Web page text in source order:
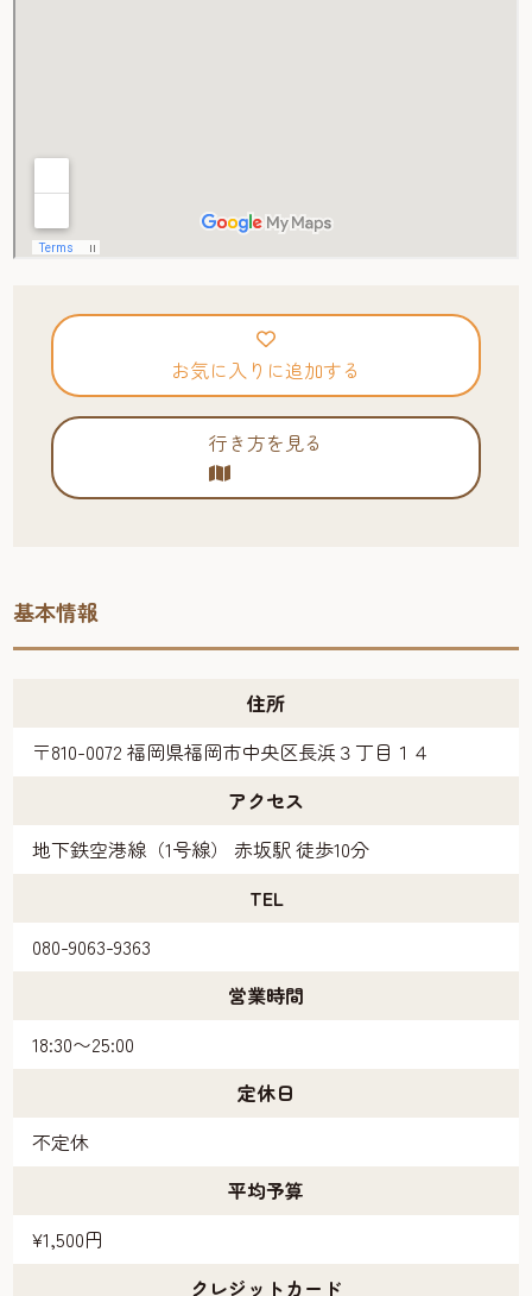
お気に入りに追加する
行き方を見る
基本情報
住所
〒810-0072 福岡県福岡市中央区長浜３丁目１４
アクセス
地下鉄空港線（1号線） 赤坂駅 徒歩10分
TEL
080-9063-9363
営業時間
18:30〜25:00
定休日
不定休
平均予算
¥1,500円
クレジットカード